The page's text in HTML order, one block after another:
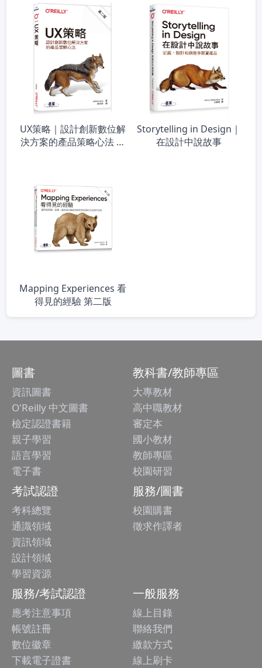
UX策略｜設計創新數位解
決方案的產品策略心法 第
Storytelling in Design｜
在設計中說故事
Mapping Experiences 看
得見的經驗 第二版
圖書
資訊圖書
O'Reilly 中文圖書
檢定認證書籍
親子學習
語言學習
電子書
教科書/教師專區
大專教材
高中職教材
審定本
國小教材
教師專區
校園研習
考試認證
考科總覽
通識領域
資訊領域
設計領域
學習資源
服務/圖書
校園購書
徵求作譯者
服務/考試認證
應考注意事項
帳號註冊
數位徽章
下載電子證書
一般服務
線上目錄
聯絡我們
繳款方式
線上刷卡